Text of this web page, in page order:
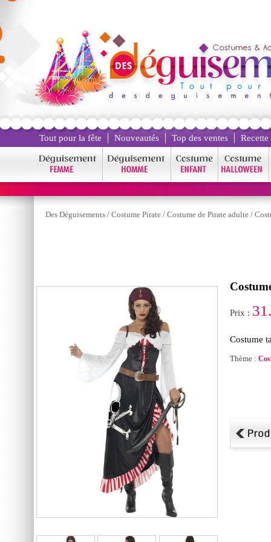
Tout pour la fête Nouveautés Top des ventes
Des Déguisements / Costume Pirate / Costume de Pirate adulte /
Prix :
Costume
Thème :